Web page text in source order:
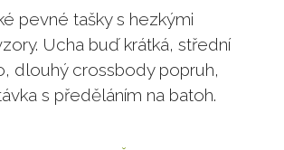
pevné tašky s hezkými
Ucha buď krátká, střední
dlouhý crossbody popruh,
s předěláním na batoh.